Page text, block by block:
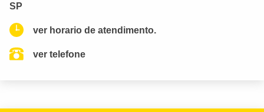
SP
ver horario de atendimento.
ver telefone